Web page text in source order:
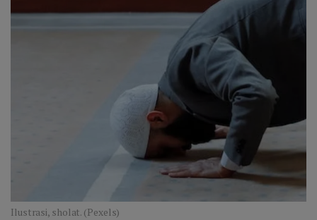
Ilustrasi, sholat. (Pexels)